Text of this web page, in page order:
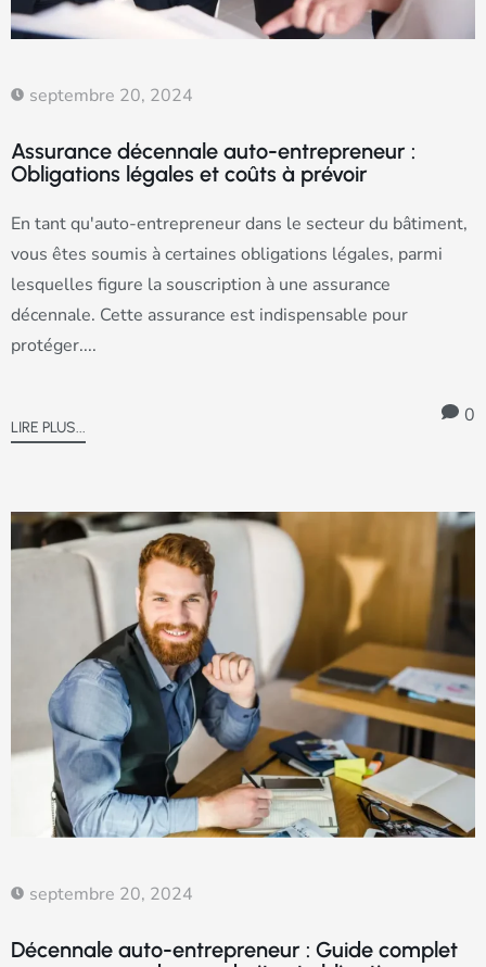
septembre 20, 2024
Assurance décennale auto-entrepreneur :
Obligations légales et coûts à prévoir
En tant qu'auto-entrepreneur dans le secteur du bâtiment,
vous êtes soumis à certaines obligations légales, parmi
lesquelles figure la souscription à une assurance
décennale. Cette assurance est indispensable pour
protéger....
LIRE PLUS...
0
septembre 20, 2024
Décennale auto-entrepreneur : Guide complet